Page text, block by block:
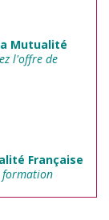
Mutualité
l'offre de
Française
formation